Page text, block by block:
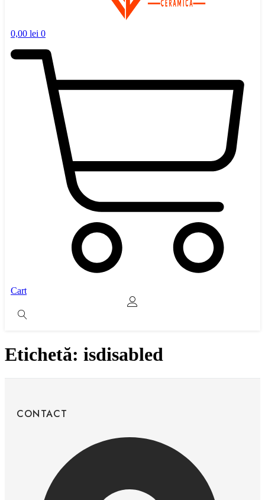
0,00 lei 0
Cart
Etichetă: isdisabled
CONTACT